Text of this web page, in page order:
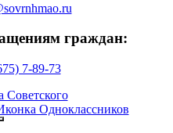
граждан:
7-89-73